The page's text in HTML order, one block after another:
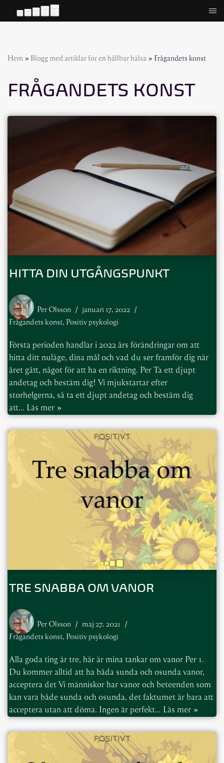
Hem » Blogg med artiklar för en hållbar hälsa » Frågandets konst
FRÅGANDETS KONST
HITTA DIN UTGÅNGSPUNKT
Per Olsson
januari 17, 2022
Frågandets konst, Positiv psykologi
Första perioden handlar i 2022 års förändringar om att
hitta ditt nuläge, dina mål och vad du ser framför dig när
året gått, något för att ha en riktning. Per Ta ett djupt
andetag och bestäm dig! Vi mjukstartar efter
storhelgerna, så ta ett djupt andetag och bestäm dig
att… Läs mer »
TRE SNABBA OM VANOR
Per Olsson
maj 27, 2021
Frågandets konst, Positiv psykologi
Alla goda ting är tre, här är mina tankar om vanor Per 1.
Du kommer alltid att ha båda sunda och osunda vanor,
acceptera det Vi människor har vanor och beteenden som
kan vara både sunda och osunda, det faktumet är bara att
acceptera utan att döma. Ingen är perfekt… Läs mer »